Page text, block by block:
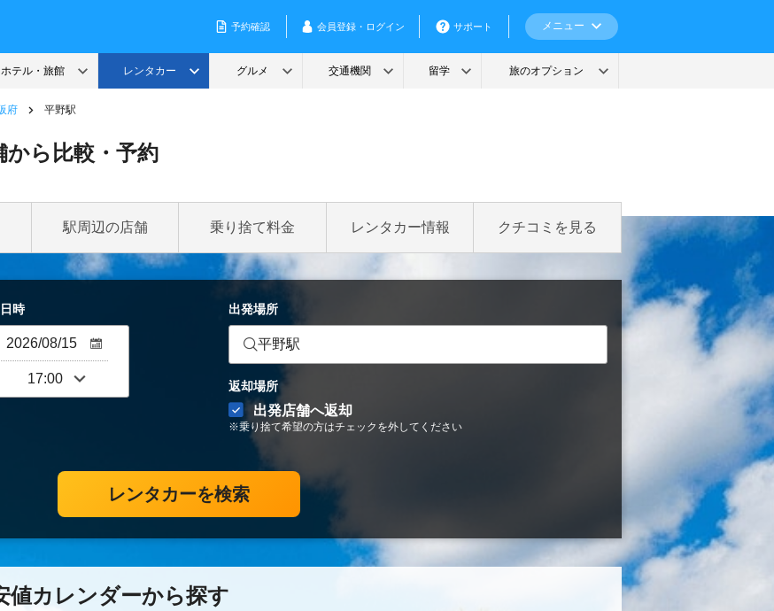
府 平野駅
ら比較・予約
駅周辺の店舗 乗り捨て料金 レンタカー情報 クチコミを見る
時 出発場所
平野駅
返却場所
出発店舗へ返却
※乗り捨て希望の方はチェックを外してください
レンタカーを検索
値カレンダーから探す